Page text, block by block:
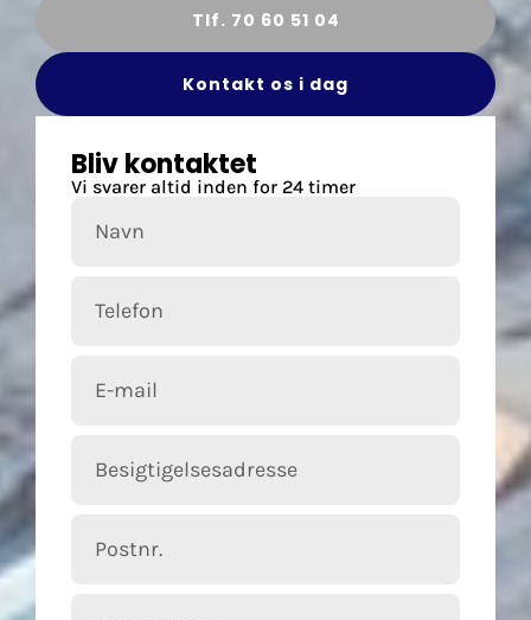
Tlf. 70 60 51 04
Kontakt os i dag
Bliv kontaktet
Vi svarer altid inden for 24 timer